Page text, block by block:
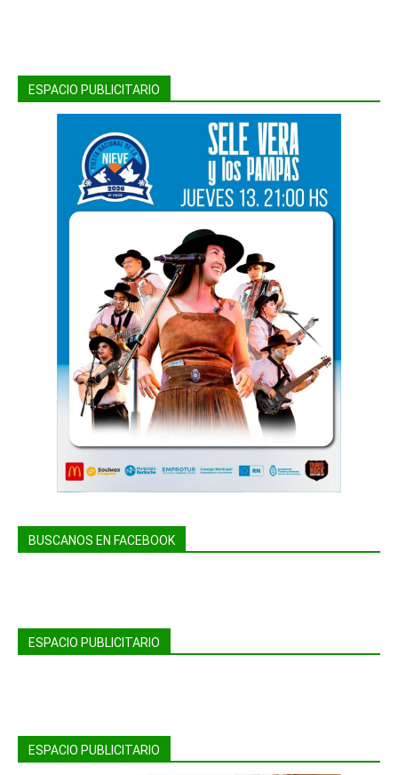
ESPACIO PUBLICITARIO
BUSCANOS EN FACEBOOK
ESPACIO PUBLICITARIO
ESPACIO PUBLICITARIO